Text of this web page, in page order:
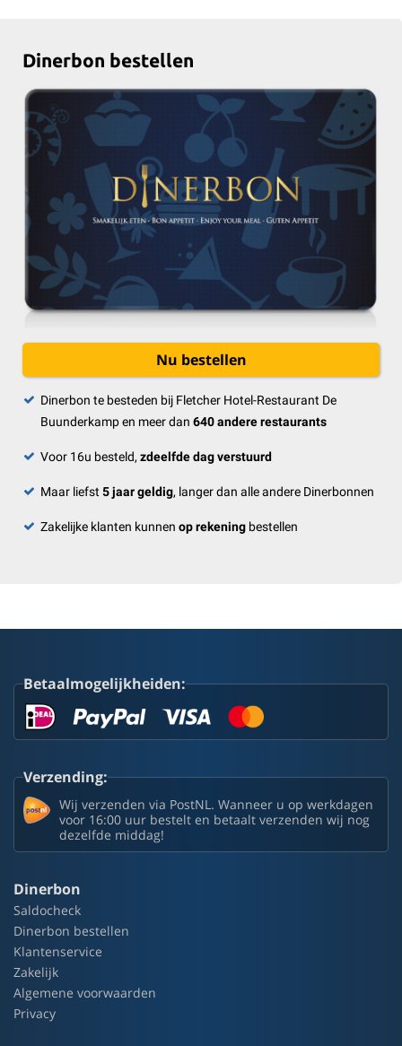
Dinerbon bestellen
Nu bestellen
Dinerbon te besteden bij Fletcher Hotel-Restaurant De
Buunderkamp en meer dan 640 andere restaurants
Voor 16u besteld, zdeelfde dag verstuurd
Maar liefst 5 jaar geldig, langer dan alle andere Dinerbonnen
Zakelijke klanten kunnen op rekening bestellen
Betaalmogelijkheiden:
Verzending:
Wij verzenden via PostNL. Wanneer u op werkdagen
voor 16:00 uur bestelt en betaalt verzenden wij nog
dezelfde middag!
Dinerbon
Saldocheck
Dinerbon bestellen
Klantenservice
Zakelijk
Algemene voorwaarden
Privacy